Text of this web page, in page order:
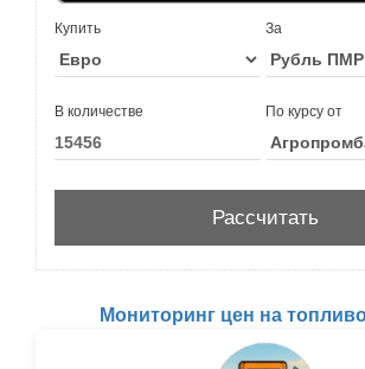
Купить За
В количестве По курсу от
Мониторинг цен на